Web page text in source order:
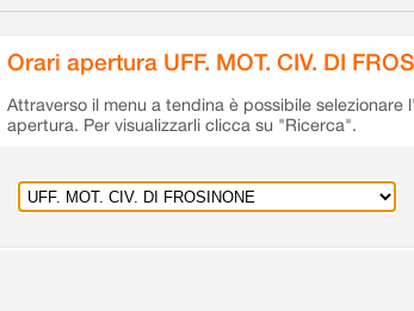
Orari apertura UFF. MOT. CIV. DI
Attraverso il menu a tendina è possibile
apertura. Per visualizzarli clicca su "Ricerca".